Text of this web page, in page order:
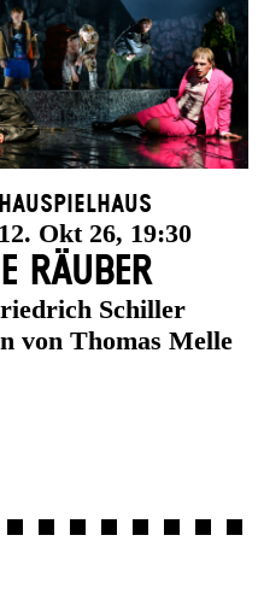
Okt 26, 19:30
RÄUBER
Schiller
von Thomas Melle